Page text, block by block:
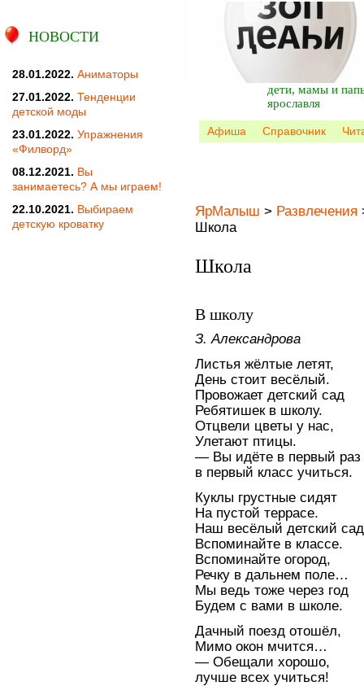
НОВОСТИ
28.01.2022. Аниматоры
27.01.2022. Тенденции
детской моды
23.01.2022. Упражнения
«Филворд»
08.12.2021. Вы
занимаетесь? А мы играем!
22.10.2021. Выбираем
детскую кроватку
дети, мамы и
ярославля
Афиша Справочник
ЯрМалыш > Развлечения
Школа
Школа
В школу
З. Александрова
Листья жёлтые летят,
День стоит весёлый.
Провожает детский сад
Ребятишек в школу.
Отцвели цветы у нас,
Улетают птицы.
— Вы идёте в первый раз
в первый класс учиться.
Куклы грустные сидят
На пустой террасе.
Наш весёлый детский сад
Вспоминайте в классе.
Вспоминайте огород,
Речку в дальнем поле…
Мы ведь тоже через год
Будем с вами в школе.
Дачный поезд отошёл,
Мимо окон мчится…
— Обещали хорошо,
лучше всех учиться!